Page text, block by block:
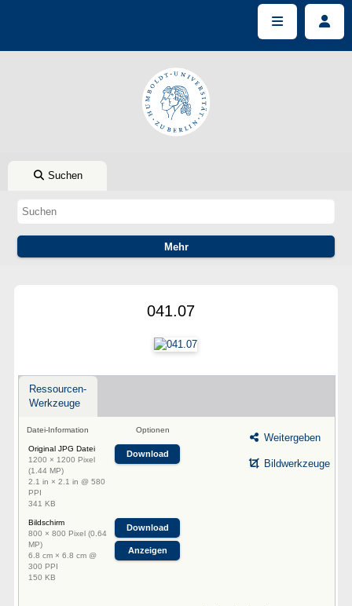
Suchen
041.07
Ressourcen-
Werkzeuge
Datei-Information Optionen
Original JPG Datei
1200 × 1200 Pixel
(1.44 MP)
2.1 in × 2.1 in @ 580
PPI
341 KB
Download
Bildschirm
800 × 800 Pixel (0.64
MP)
6.8 cm × 6.8 cm @
300 PPI
150 KB
Download
Anzeigen
Weitergeben
Bildwerkzeuge